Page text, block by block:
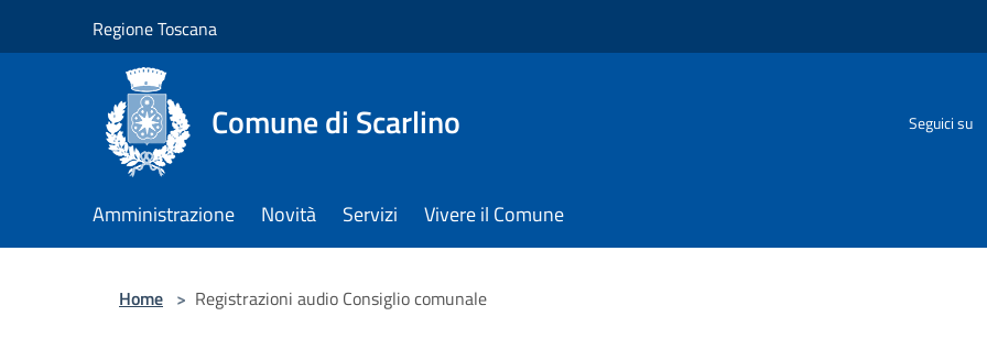
Regione Toscana
Comune di Scarlino Seguici su
Amministrazione Novità Servizi Vivere il Comune
Home > Registrazioni audio Consiglio comunale